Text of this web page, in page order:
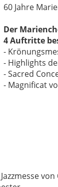
60 Jahre
Der
4 Auftritte
-
- Highlights
- Sacred
- Magnificat